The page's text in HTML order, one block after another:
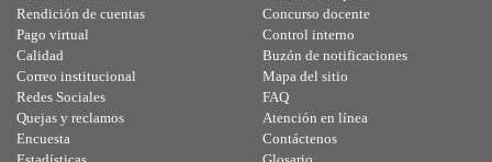
Rendición de cuentas
Pago virtual
Calidad
Concurso docente
Control interno
Buzón de notificaciones
Correo institucional
Redes Sociales
Quejas y reclamos
Encuesta
Mapa del sitio
FAQ
Atención en línea
Contáctenos